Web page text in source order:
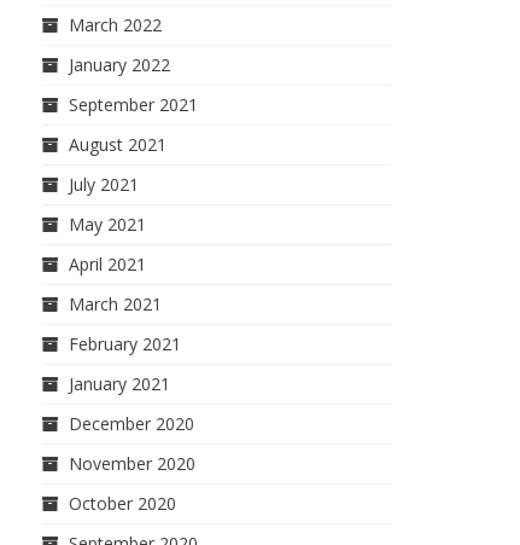
March 2022
January 2022
September 2021
August 2021
July 2021
May 2021
April 2021
March 2021
February 2021
January 2021
December 2020
November 2020
October 2020